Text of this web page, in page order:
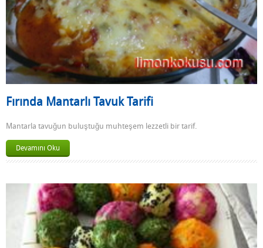
Fırında Mantarlı Tavuk Tarifi
Mantarla tavuğun buluştuğu muhteşem lezzetli bir tarif.
Devamını Oku